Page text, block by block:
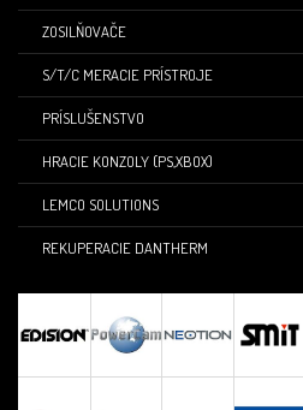
ZOSILŇOVAČE
S/T/C MERACIE PRÍSTROJE
PRÍSLUŠENSTVO
HRACIE KONZOLY (PS,XBOX)
LEMCO SOLUTIONS
REKUPERACIE DANTHERM